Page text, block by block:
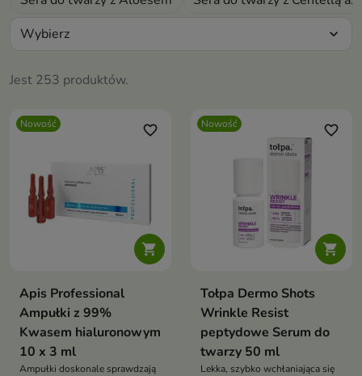
Jest 253 produktów.
Wybierz expand_more
Nowość

favorite_border
Apis Professional
Ampułki z 99%
Kwasem hialuronowym
10 x 3 ml
Ampułki doskonale sprawdzają
Nowość

favorite_border
Tołpa Dermo Shots
Wrinkle Resist
peptydowe Serum do
twarzy 50 ml
Lekka, szybko wchłaniająca się